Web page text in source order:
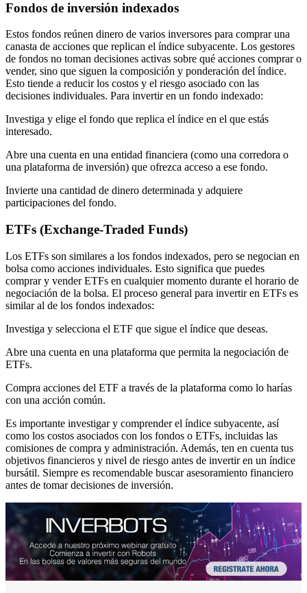
Fondos de inversión indexados
Estos fondos reúnen dinero de varios inversores para comprar una
canasta de acciones que replican el índice subyacente. Los gestores
de fondos no toman decisiones activas sobre qué acciones comprar o
vender, sino que siguen la composición y ponderación del índice.
Esto tiende a reducir los costos y el riesgo asociado con las
decisiones individuales. Para invertir en un fondo indexado:
Investiga y elige el fondo que replica el índice en el que estás
interesado.
Abre una cuenta en una entidad financiera (como una corredora o
una plataforma de inversión) que ofrezca acceso a ese fondo.
Invierte una cantidad de dinero determinada y adquiere
participaciones del fondo.
ETFs (Exchange-Traded Funds)
Los ETFs son similares a los fondos indexados, pero se negocian en
bolsa como acciones individuales. Esto significa que puedes
comprar y vender ETFs en cualquier momento durante el horario de
negociación de la bolsa. El proceso general para invertir en ETFs es
similar al de los fondos indexados:
Investiga y selecciona el ETF que sigue el índice que deseas.
Abre una cuenta en una plataforma que permita la negociación de
ETFs.
Compra acciones del ETF a través de la plataforma como lo harías
con una acción común.
Es importante investigar y comprender el índice subyacente, así
como los costos asociados con los fondos o ETFs, incluidas las
comisiones de compra y administración. Además, ten en cuenta tus
objetivos financieros y nivel de riesgo antes de invertir en un índice
bursátil. Siempre es recomendable buscar asesoramiento financiero
antes de tomar decisiones de inversión.